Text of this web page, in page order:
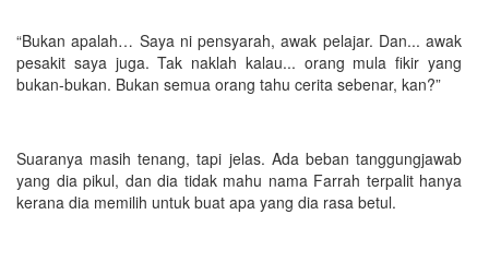
“Bukan apalah… Saya ni pensyarah, awak pelajar. Dan... awak
pesakit saya juga. Tak naklah kalau... orang mula fikir yang
bukan-bukan. Bukan semua orang tahu cerita sebenar, kan?”
Suaranya masih tenang, tapi jelas. Ada beban tanggungjawab
yang dia pikul, dan dia tidak mahu nama Farrah terpalit hanya
kerana dia memilih untuk buat apa yang dia rasa betul.